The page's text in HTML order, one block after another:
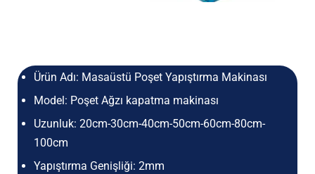
Ürün Adı: Masaüstü Poşet Yapıştırma Makinası
Model: Poşet Ağzı kapatma makinası
Uzunluk: 20cm-30cm-40cm-50cm-60cm-80cm-
100cm
Yapıştırma Genişliği: 2mm